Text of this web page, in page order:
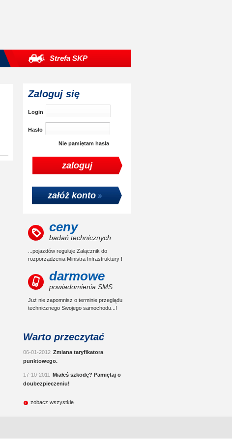
Strefa SKP
Zaloguj się
Login
Hasło
Nie pamiętam hasła
załóż konto
ceny
badań technicznych
...pojazdów reguluje Załącznik do
rozporządzenia Ministra Infrastruktury !
darmowe
powiadomienia SMS
Już nie zapomnisz o terminie przeglądu
technicznego Swojego samochodu...!
Warto przeczytać
06-01-2012 Zmiana taryfikatora
punktowego.
17-10-2011 Miałeś szkodę? Pamiętaj o
doubezpieczeniu!
zobacz wszystkie